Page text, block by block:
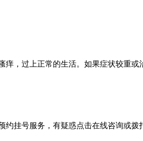
，过上正常的生活。如果症状较重或
约挂号服务，有疑惑点击在线咨询或拨